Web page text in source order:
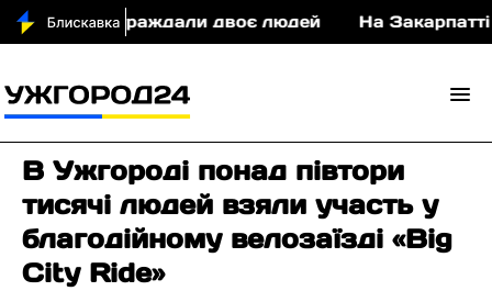
постраждали двоє людей На Закарпатті
В Ужгороді понад півтори
тисячі людей взяли участь у
благодійному велозаїзді «Big
City Ride»